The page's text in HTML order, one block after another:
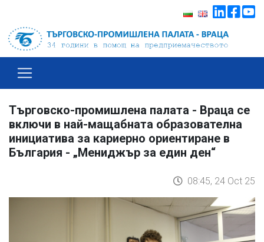
Търговско-промишлена палата - Враца се
включи в най-мащабната образователна
инициатива за кариерно ориентиране в
България - „Мениджър за един ден“
08:45, 24 Oct 25